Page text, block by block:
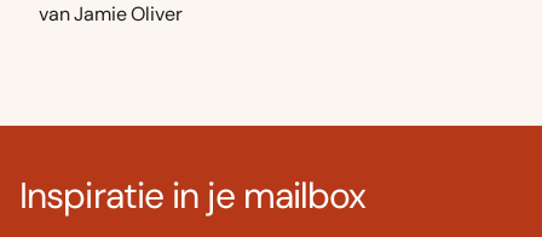
van Jamie Oliver
Inspiratie in je mailbox